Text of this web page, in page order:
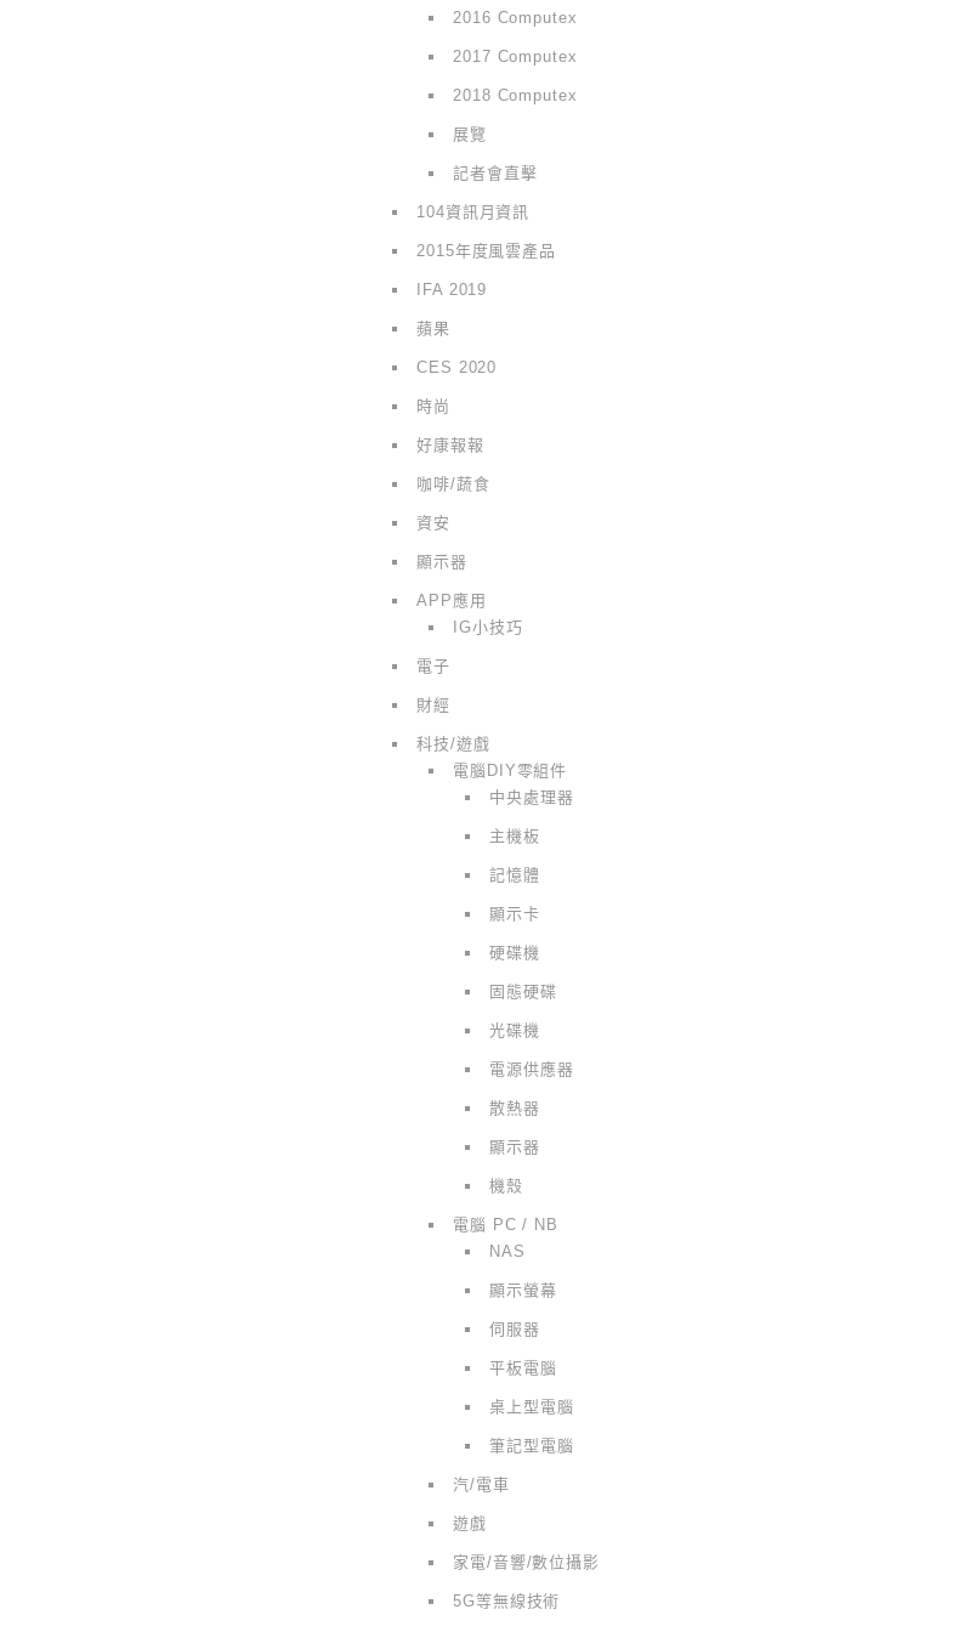
2016 Computex
2017 Computex
2018 Computex
展覽
記者會直擊
104資訊月資訊
2015年度風雲產品
IFA 2019
蘋果
CES 2020
時尚
好康報報
咖啡/蔬食
資安
顯示器
APP應用
IG小技巧
電子
財經
科技/遊戲
電腦DIY零組件
中央處理器
主機板
記憶體
顯示卡
硬碟機
固態硬碟
光碟機
電源供應器
散熱器
顯示器
機殼
電腦 PC / NB
NAS
顯示螢幕
伺服器
平板電腦
桌上型電腦
筆記型電腦
汽/電車
遊戲
家電/音響/數位攝影
5G等無線技術